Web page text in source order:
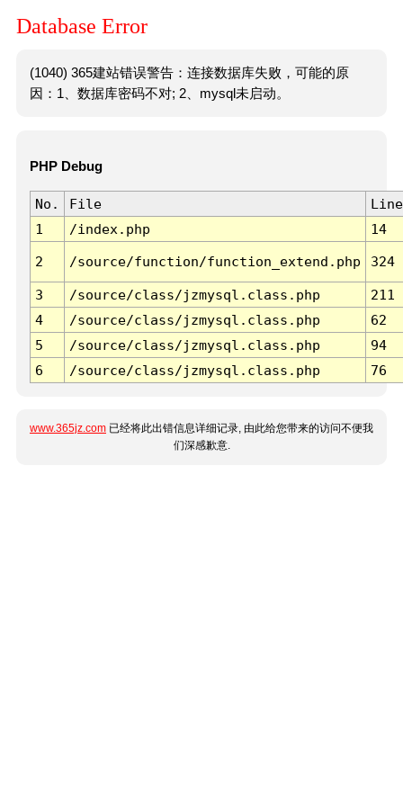
Database Error
(1040) 365建站错误警告：连接数据库失败，可能的原
因：1、数据库密码不对; 2、mysql未启动。
PHP Debug
No. File
Line
1
/index.php 14
2 /source/function/function_extend.php 324
3 /source/class/jzmysql.class.php
211
4
/source/class/jzmysql.class.php
62
5
/source/class/jzmysql.class.php
94
6
/source/class/jzmysql.class.php 76
www.365jz.com 已经将此出错信息详细记录, 由此给您带来的访问不便我
们深感歉意.